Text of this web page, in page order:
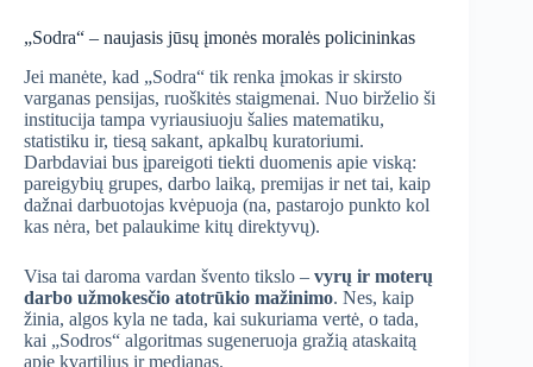
„Sodra“ – naujasis jūsų įmonės moralės policininkas
Jei manėte, kad „Sodra“ tik renka įmokas ir skirsto
varganas pensijas, ruoškitės staigmenai. Nuo birželio ši
institucija tampa vyriausiuoju šalies matematiku,
statistiku ir, tiesą sakant, apkalbų kuratoriumi.
Darbdaviai bus įpareigoti tiekti duomenis apie viską:
pareigybių grupes, darbo laiką, premijas ir net tai, kaip
dažnai darbuotojas kvėpuoja (na, pastarojo punkto kol
kas nėra, bet palaukime kitų direktyvų).
Visa tai daroma vardan švento tikslo – vyrų ir moterų
darbo užmokesčio atotrūkio mažinimo. Nes, kaip
žinia, algos kyla ne tada, kai sukuriama vertė, o tada,
kai „Sodros“ algoritmas sugeneruoja gražią ataskaitą
apie kvartilius ir medianas.